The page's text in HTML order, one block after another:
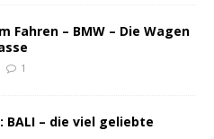
Fahren – BMW – Die Wagen
1
BALI – die viel geliebte